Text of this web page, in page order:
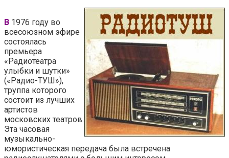
В 1976 году во
всесоюзном эфире
состоялась
премьера
«Радиотеатра
улыбки и шутки»
(«Радио-ТУШ»),
труппа которого
состоит из лучших
артистов
московских театров.
Эта часовая
музыкально-
юмористическая передача была встречена